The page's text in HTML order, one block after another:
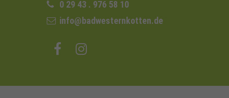
0 29 43 . 976 58 10
info@badwesternkotten.de